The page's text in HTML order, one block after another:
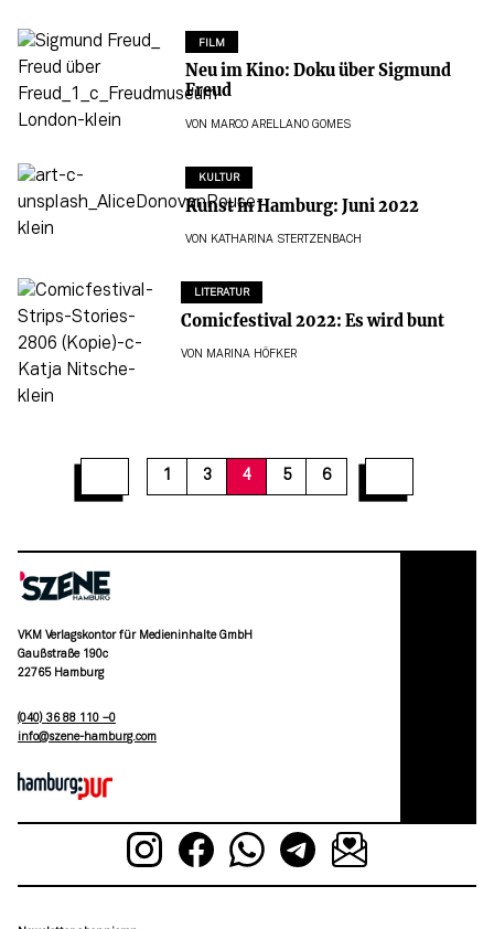
FILM
Neu im Kino: Doku über Sigmund
Freud
VON MARCO ARELLANO GOMES
KULTUR
Kunst in Hamburg: Juni 2022
VON KATHARINA STERTZENBACH
LITERATUR
Comicfestival 2022: Es wird bunt
VON MARINA HÖFKER
1 3 4 5 6
VKM Verlagskontor für Medieninhalte GmbH
Gaußstraße 190c
22765 Hamburg
(040) 36 88 110 –0
moc.grubmah-enezs@ofni